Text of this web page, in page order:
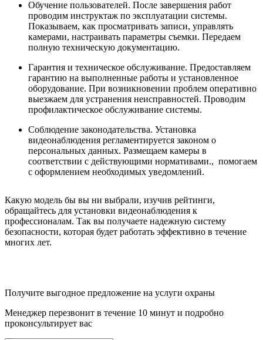
Обучение пользователей. После завершения работ
проводим инструктаж по эксплуатации системы.
Показываем, как просматривать записи, управлять
камерами, настраивать параметры съемки. Передаем
полную техническую документацию.
Гарантия и техническое обслуживание. Предоставляем
гарантию на выполненные работы и установленное
оборудование. При возникновении проблем оперативно
выезжаем для устранения неисправностей. Проводим
профилактическое обслуживание системы.
Соблюдение законодательства. Установка
видеонаблюдения регламентируется законом о
персональных данных. Размещаем камеры в
соответствии с действующими нормативами., помогаем
с оформлением необходимых уведомлений.
Какую модель бы вы ни выбрали, изучив рейтинги,
обращайтесь для установки видеонаблюдения к
профессионалам. Так вы получаете надежную систему
безопасности, которая будет работать эффективно в течение
многих лет.
Получите выгодное предложение на услуги охраны
Менеджер перезвонит в течение 10 минут и подробно
проконсультирует вас